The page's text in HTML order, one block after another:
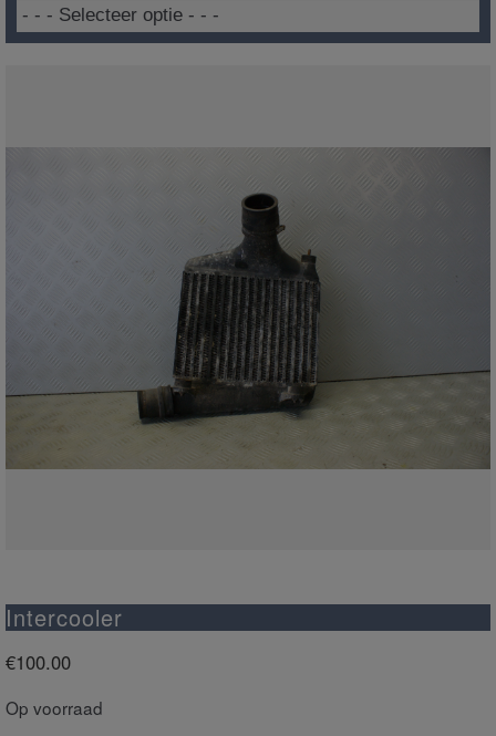
Intercooler
€100.00
Op voorraad